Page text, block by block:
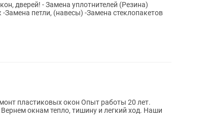
дверей! - Замена уплотнителей (Резина)
петли, (навесы) -Замена стеклопакетов
пластиковых окон Опыт работы 20 лет.
окнам тепло, тишину и легкий ход. Наши